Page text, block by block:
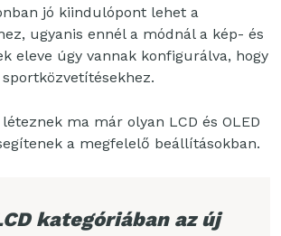
jó kiindulópont lehet a
ugyanis ennél a módnál a kép- és
eleve úgy vannak konfigurálva, hogy
ma már olyan LCD és OLED
a megfelelő beállításokban.
kategóriában az új